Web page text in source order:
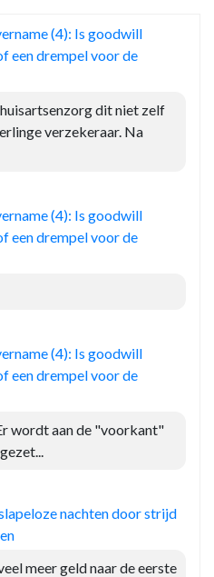
(4): Is goodwill
een drempel voor de
dit niet zelf
verzekeraar. Na
(4): Is goodwill
een drempel voor de
(4): Is goodwill
een drempel voor de
wordt aan de "voorkant"
nachten door strijd
meer geld naar de eerste